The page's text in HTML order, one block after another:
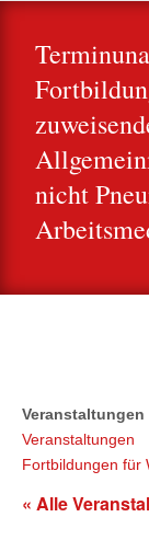
nicht
Veranstaltungen
Fortbildungen für
« Alle